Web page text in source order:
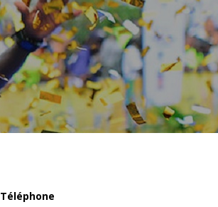
Téléphone